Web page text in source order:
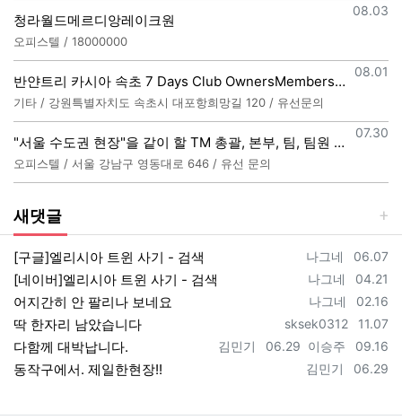
등록일
08.03
청라월드메르디앙레이크원
오피스텔 / 18000000
등록일
08.01
반얀트리 카시아 속초 7 Days Club OwnersMembership 분양직원 모집
기타 / 강원특별자치도 속초시 대포항희망길 120 / 유선문의
등록일
07.30
"서울 수도권 현장"을 같이 할 TM 총괄, 본부, 팀, 팀원 모집
오피스텔 / 서울 강남구 영동대로 646 / 유선 문의
새댓글
등록자
나그네 등록일
06.07
[구글]엘리시아 트윈 사기 - 검색
등록자
나그네 등록일
04.21
[네이버]엘리시아 트윈 사기 - 검색
등록자
나그네 등록일
02.16
어지간히 안 팔리나 보네요
등록자
sksek0312 등록일
11.07
딱 한자리 남았습니다
등록자
이승주 등록일
09.16
등록자
김민기 등록일
06.29
다함께 대박납니다.
등록자
김민기 등록일
06.29
동작구에서. 제일한현장!!